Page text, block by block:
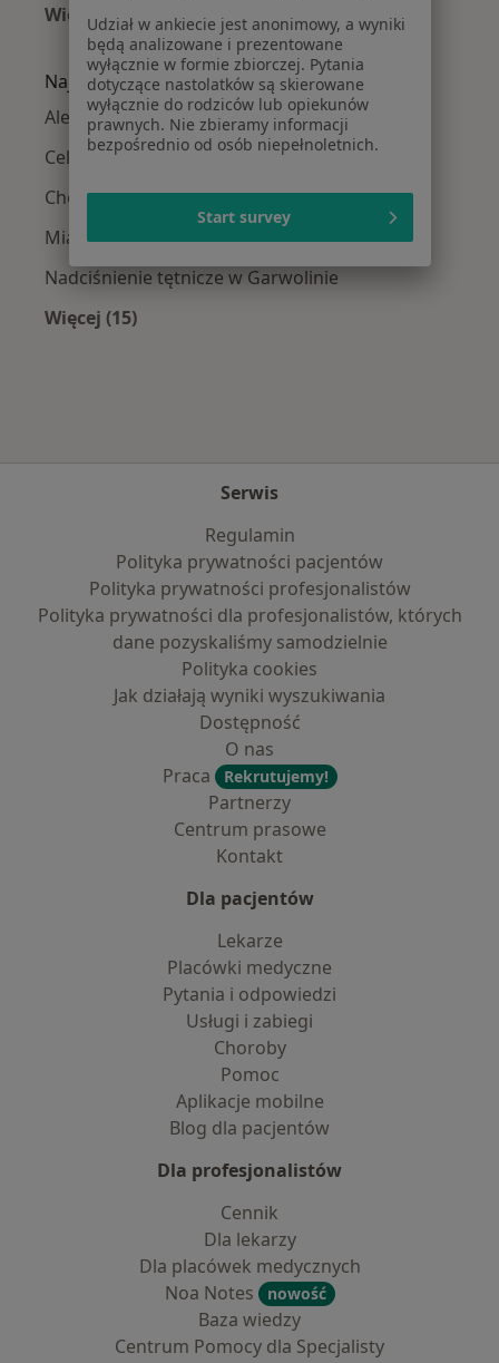
Więcej (14)
Więcej w kategorii: W pobliżu Garwolina
Najczęście leczone choroby
Alergia pokarmowa w Garwolinie
Celiakia w Garwolinie
Choroba Hashimoto w Garwolinie
Miażdżyca w Garwolinie
Nadciśnienie tętnicze w Garwolinie
Więcej (15)
Serwis
Regulamin
Polityka prywatności pacjentów
Polityka prywatności profesjonalistów
Polityka prywatności dla profesjonalistów, których
dane pozyskaliśmy samodzielnie
Polityka cookies
Jak działają wyniki wyszukiwania
Dostępność
O nas
Praca
Rekrutujemy!
Partnerzy
Centrum prasowe
Kontakt
Dla pacjentów
Lekarze
Placówki medyczne
Pytania i odpowiedzi
Usługi i zabiegi
Choroby
Pomoc
Aplikacje mobilne
Blog dla pacjentów
Dla profesjonalistów
Cennik
Dla lekarzy
Dla placówek medycznych
Noa Notes
nowość
Baza wiedzy
Centrum Pomocy dla Specjalisty
Udział w ankiecie jest anonimowy, a wyniki
będą analizowane i prezentowane
wyłącznie w formie zbiorczej. Pytania
dotyczące nastolatków są skierowane
wyłącznie do rodziców lub opiekunów
prawnych. Nie zbieramy informacji
bezpośrednio od osób niepełnoletnich.
Start survey